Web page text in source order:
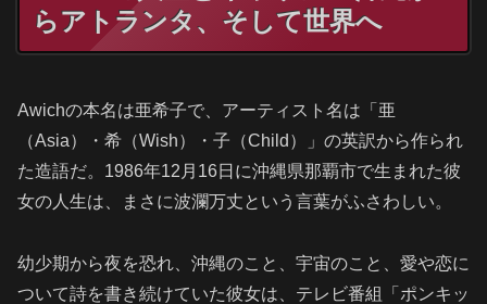
らアトランタ、そして世界へ
Awichの本名は亜希子で、アーティスト名は「亜
（Asia）・希（Wish）・子（Child）」の英訳から作られ
た造語だ。1986年12月16日に沖縄県那覇市で生まれた彼
女の人生は、まさに波瀾万丈という言葉がふさわしい。
幼少期から夜を恐れ、沖縄のこと、宇宙のこと、愛や恋に
ついて詩を書き続けていた彼女は、テレビ番組「ポンキッ